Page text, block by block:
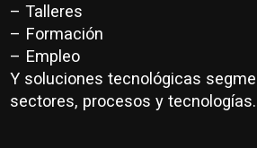
– Talleres
– Formación
– Empleo
Y soluciones tecnológicas
sectores, procesos y tecnologías.